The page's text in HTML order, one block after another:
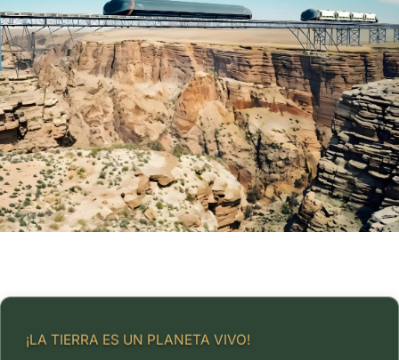
¡LA TIERRA ES UN PLANETA VIVO!